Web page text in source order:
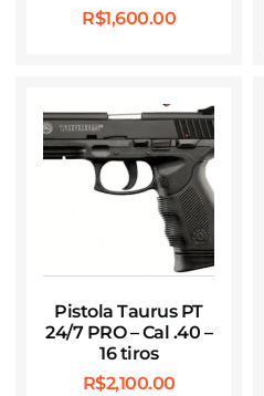
R$1,600.00
Pistola Taurus PT
24/7 PRO – Cal .40 –
16 tiros
R$2,100.00